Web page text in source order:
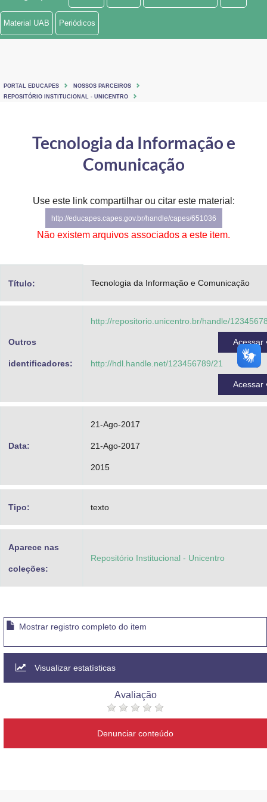
Ministério de Minas e Energia
Ministério do Turismo
Controladoria-Geral da União
Ministério da Mulher, da Família e dos Direitos Humanos
Secretaria-Geral
Advocacia-Geral da União
Banco Central do Brasil
Material UAB Periódicos
PORTAL EDUCAPES
NOSSOS PARCEIROS
REPOSITÓRIO INSTITUCIONAL - UNICENTRO
Tecnologia da Informação e
Comunicação
Use este link compartilhar ou citar este material:
http://educapes.capes.gov.br/handle/capes/651036
Não existem arquivos associados a este item.
Título: Tecnologia da Informação e Comunicação
Outros
identificadores:
http://repositorio.unicentro.br/handle/
Acessar
http://hdl.handle.net/123456789/21
Acessar
Data:
21-Ago-2017
21-Ago-2017
2015
Tipo: texto
Aparece nas
coleções:
Repositório Institucional - Unicentro
Mostrar registro completo do item
Visualizar estatísticas
Avaliação
Denunciar conteúdo